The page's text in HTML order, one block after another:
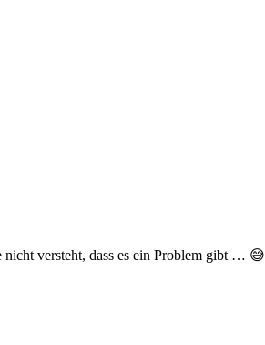
versteht, dass es ein Problem gibt … 😅